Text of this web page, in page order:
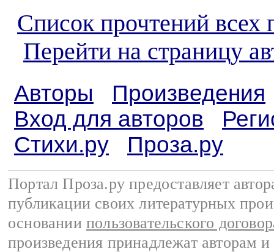
Список прочтений всех
Перейти на страницу
Авторы
Произведения
Вход для авторов
Стихи.ру
Проза.ру
Портал Проза.ру предоставляет
публикации своих литературных
основании пользовательского
произведения принадлежат авторам